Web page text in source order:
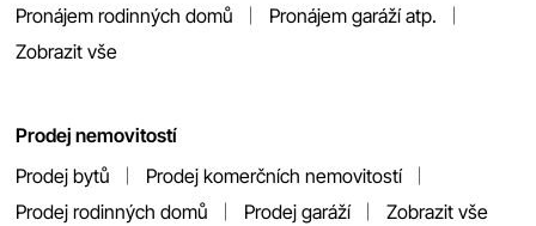
Pronájem rodinných domů
Pronájem garáží atp.
Zobrazit vše
Prodej nemovitostí
Prodej bytů
Prodej komerčních nemovitostí
Prodej rodinných domů
Prodej garáží Zobrazit vše